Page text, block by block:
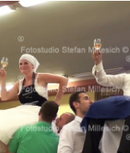
v 11m22s421